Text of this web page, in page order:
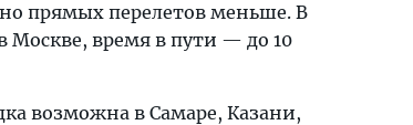
прямых перелетов меньше. В
Москве, время в пути — до 10
возможна в Самаре, Казани,